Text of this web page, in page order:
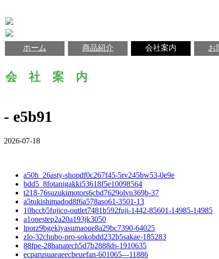
ホーム 商品紹介 会社案内 お
会 社 案 内
- e5b91
2026-07-18
a50h_26asty-shopdf0c267f45-5rv245bw53-0e9e
bdd5_8fotanigakki53618f5e10098564
t218-76suzukimotors6cbd7629olvn369b-37
a5tukishimadod8f6a578aso61-3501-13
10hccb5fujico-outlet7481b592fuji-1442-85601-14985-14985
a1onestep2a20a193jk3050
lporz9bgekiyasumaoue8a29bc7390-64025
zlo-32chubo-pro-sokobdd232b5sakae-185283
88fpe-28hanatech5d7b2888ds-1910635
ecparusuaeaeecbeuefan-601065---11886